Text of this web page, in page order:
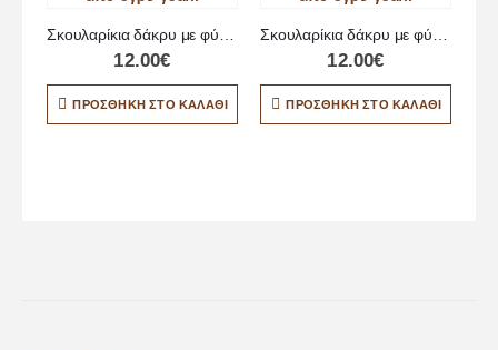
12.00€
ΠΡΟΣΘΉΚΗ ΣΤΟ ΚΑΛΆΘΙ
12.00€
ΠΡΟΣΘΉΚΗ ΣΤΟ ΚΑΛΆΘΙ